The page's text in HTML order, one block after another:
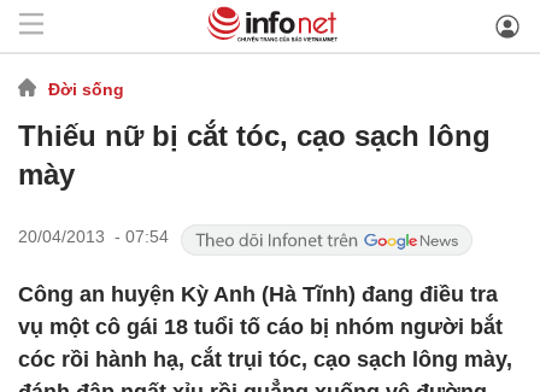
Đời sống
Thiếu nữ bị cắt tóc, cạo sạch lông
mày
20/04/2013 - 07:54
Công an huyện Kỳ Anh (Hà Tĩnh) đang điều tra
vụ một cô gái 18 tuổi tố cáo bị nhóm người bắt
cóc rồi hành hạ, cắt trụi tóc, cạo sạch lông mày,